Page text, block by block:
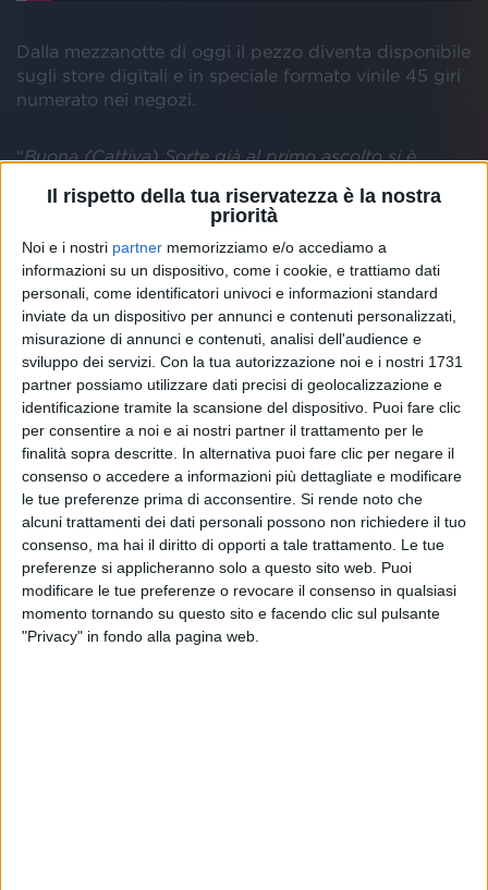
Il rispetto della tua riservatezza è la nostra
priorità
Noi e i nostri partner memorizziamo e/o accediamo a
informazioni su un dispositivo, come i cookie, e trattiamo dati
personali, come identificatori univoci e informazioni standard
inviate da un dispositivo per annunci e contenuti personalizzati,
misurazione di annunci e contenuti, analisi dell'audience e
sviluppo dei servizi. Con la tua autorizzazione noi e i nostri 1731
partner possiamo utilizzare dati precisi di geolocalizzazione e
identificazione tramite la scansione del dispositivo. Puoi fare clic
per consentire a noi e ai nostri partner il trattamento per le
finalità sopra descritte. In alternativa puoi fare clic per negare il
consenso o accedere a informazioni più dettagliate e modificare
le tue preferenze prima di acconsentire. Si rende noto che
alcuni trattamenti dei dati personali possono non richiedere il tuo
consenso, ma hai il diritto di opporti a tale trattamento. Le tue
preferenze si applicheranno solo a questo sito web. Puoi
modificare le tue preferenze o revocare il consenso in qualsiasi
momento tornando su questo sito e facendo clic sul pulsante
"Privacy" in fondo alla pagina web.
Dalla mezzanotte di oggi il pezzo diventa disponibile
sugli store digitali e in speciale formato vinile 45 giri
numerato nei negozi.
“Buona (Cattiva) Sorte già al primo ascolto si è
percorso”, racconta Tiziano Ferro, “È una canzone
di rottura, dinamica, che parla d’amore con
sfumature di cinismo e umorismo nero. È solo un
assaggio di quello che sarà un disco che marca
l’inizio di una nuova epoca per me. Un album fresco,
onesto, energico, figlio dell’esigenza di consegnarmi
ad esperienze nuove”.
InBuona (cattiva) sortela voce e la melodia del
cantante di Latina si fondono con gli interventi vocali
e l’inconfondibile stile diTimbaland, che lo ha
prodotto. Ilnuovo singolorappresenta la perfetta
unione tra la scrittura diTiziano Ferroe il beat del
producer americano, è una hit soulful senza confini
geografici né di genere.